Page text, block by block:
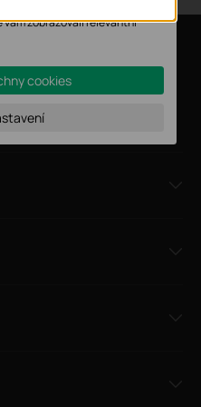
zobrazovali relevantní
cookies